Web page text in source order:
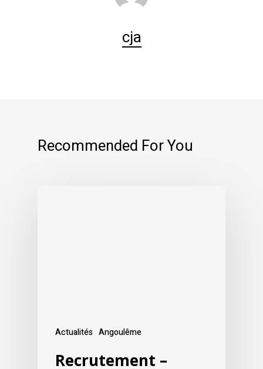
cja
Recommended For You
Actualités Angoulême
Recrutement –